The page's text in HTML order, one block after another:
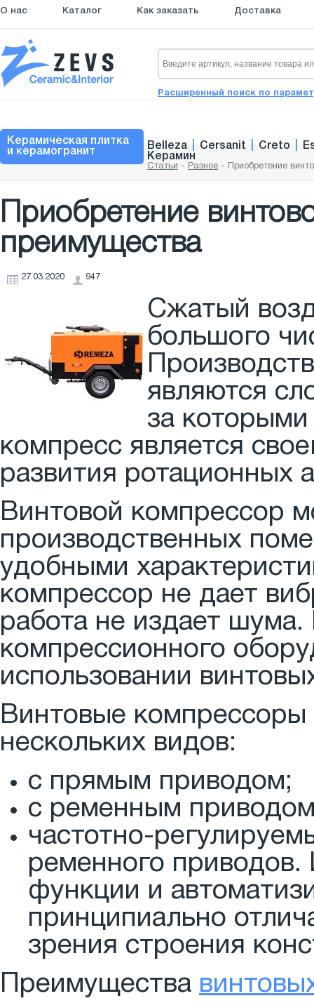
О нас Каталог Как заказать Доставка
Расширенный поиск по
Керамическая плитка
и керамогранит
Belleza Cersanit Creto
Керамин
Статьи - Разное - Приобретение
Приобретение
преимущества
27.03.2020 947
Сжатый
большого
являются
за
компресс является
развития ротационных
Винтовой компрессор
производственных
удобными
компрессор не дает
работа не издает шума.
компрессионного
использовании
Винтовые
нескольких видов:
с прямым приводом;
с ременным
частотно-
ременного
функции и
принципиально
зрения строения
Преимущества